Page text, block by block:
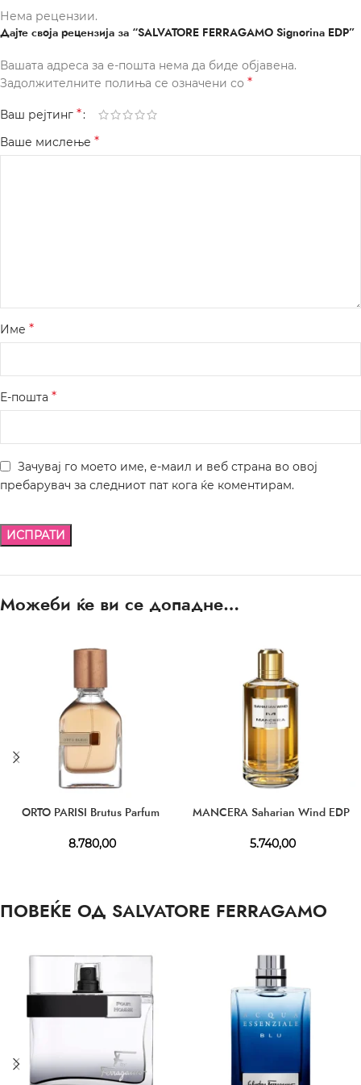
Нема рецензии.
Дајте своја рецензија за “SALVATORE FERRAGAMO Signorina EDP”
Вашата адреса за е-пошта нема да биде објавена.
Задолжителните полиња се означени со *
Ваш рејтинг *
Ваше мислење *
Име *
Е-пошта *
Зачувај го моето име, е-маил и веб страна во овој
пребарувач за следниот пат кога ќе коментирам.
Можеби ќе ви се допадне…
ORTO PARISI Brutus Parfum
8.780,00
MANCERA Saharian Wind EDP
5.740,00
ПОВЕЌЕ ОД SALVATORE FERRAGAMO